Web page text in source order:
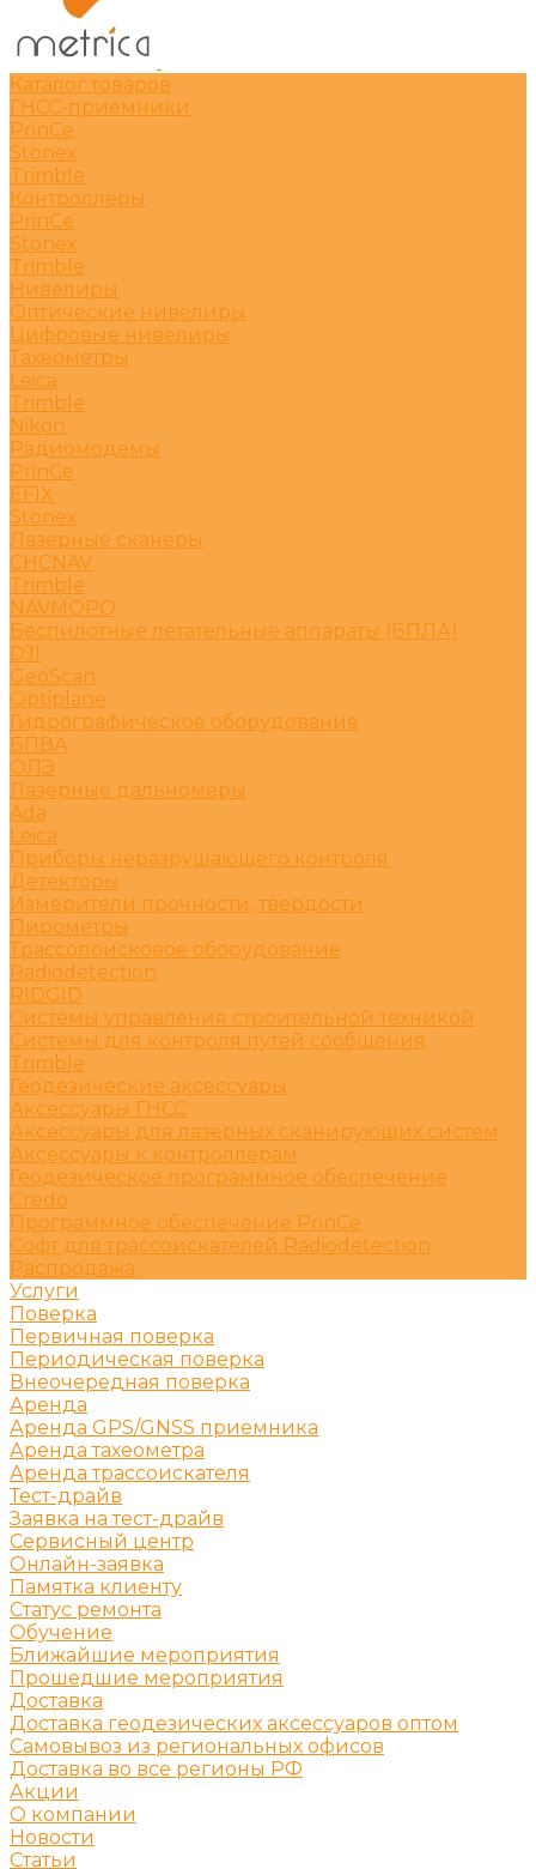
Каталог товаров
ГНСС-приёмники
PrinCe
Stonex
Trimble
Контроллеры
PrinCe
Stonex
Trimble
Нивелиры
Оптические нивелиры
Цифровые нивелиры
Тахеометры
Leica
Trimble
Nikon
Радиомодемы
PrinCe
EFIX
Stonex
Лазерные сканеры
CHCNAV
Trimble
NAVMOPO
Беспилотные летательные аппараты (БПЛА)
DJI
GeoScan
Optiplane
Гидрографическое оборудование
БПВА
ОЛЭ
Лазерные дальномеры
Ada
Leica
Приборы неразрушающего контроля
Детекторы
Измерители прочности, твердости
Пирометры
Трассопоисковое оборудование
Radiodetection
RIDGID
Системы управления строительной техникой
Системы для контроля путей сообщения
Trimble
Геодезические аксессуары
Аксессуары ГНСС
Аксессуары для лазерных сканирующих систем
Аксессуары к контроллерам
Геодезическое программное обеспечение
Credo
Программное обеспечение PrinCe
Софт для трассоискателей Radiodetection
Распродажа
Услуги
Поверка
Первичная поверка
Периодическая поверка
Внеочередная поверка
Аренда
Аренда GPS/GNSS приемника
Аренда тахеометра
Аренда трассоискателя
Тест-драйв
Заявка на тест-драйв
Сервисный центр
Онлайн-заявка
Памятка клиенту
Статус ремонта
Обучение
Ближайшие мероприятия
Прошедшие мероприятия
Доставка
Доставка геодезических аксессуаров оптом
Самовывоз из региональных офисов
Доставка во все регионы РФ
Акции
О компании
Новости
Статьи